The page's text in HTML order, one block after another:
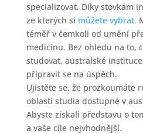
specializovat. Díky stovkám
ze kterých si můžete vybrat.
téměř v čemkoli od umění
medicínu. Bez ohledu na to,
studovat, australské
připravit se na úspěch.
Ujistěte se, že prozkoumáte
oblasti studia dostupné v
Abyste získali představu o
a vaše cíle nejvhodnější.